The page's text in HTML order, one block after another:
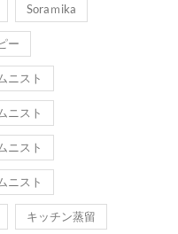
Soraｍika
ー
ニスト
ニスト
ニスト
ニスト
キッチン蒸留